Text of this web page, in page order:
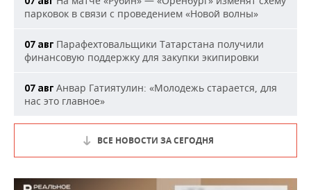
парковок в связи с проведением «Новой волны»
07 авг Парафехтовальщики Татарстана получили
финансовую поддержку для закупки экипировки
07 авг Анвар Гатиятулин: «Молодежь старается, для
нас это главное»
ВСЕ НОВОСТИ ЗА СЕГОДНЯ